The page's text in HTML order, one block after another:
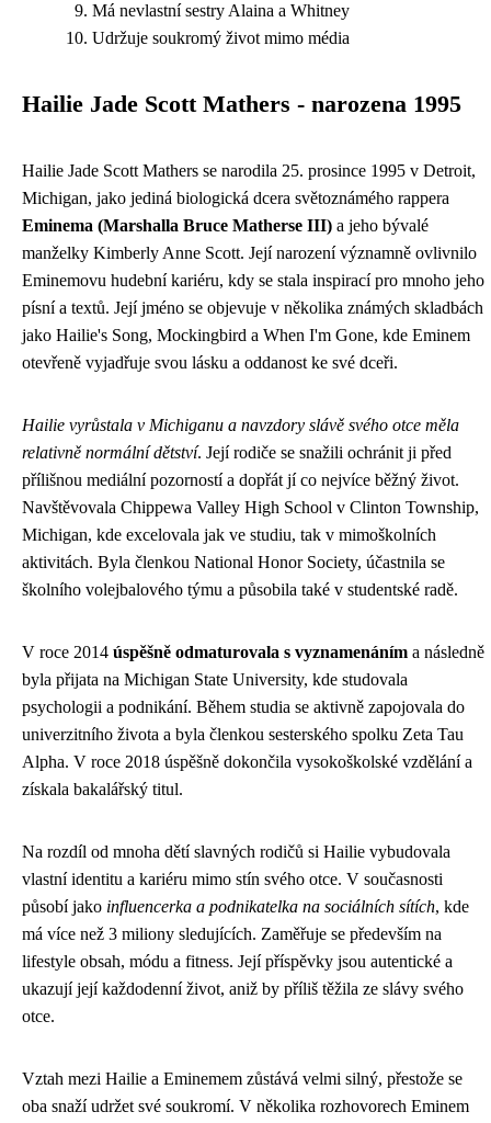
Má nevlastní sestry Alaina a Whitney
Udržuje soukromý život mimo média
Hailie Jade Scott Mathers - narozena 1995
Hailie Jade Scott Mathers se narodila 25. prosince 1995 v Detroit,
Michigan, jako jediná biologická dcera světoznámého rappera
Eminema (Marshalla Bruce Matherse III) a jeho bývalé
manželky Kimberly Anne Scott. Její narození významně ovlivnilo
Eminemovu hudební kariéru, kdy se stala inspirací pro mnoho jeho
písní a textů. Její jméno se objevuje v několika známých skladbách
jako Hailie's Song, Mockingbird a When I'm Gone, kde Eminem
otevřeně vyjadřuje svou lásku a oddanost ke své dceři.
Hailie vyrůstala v Michiganu a navzdory slávě svého otce měla
relativně normální dětství. Její rodiče se snažili ochránit ji před
přílišnou mediální pozorností a dopřát jí co nejvíce běžný život.
Navštěvovala Chippewa Valley High School v Clinton Township,
Michigan, kde excelovala jak ve studiu, tak v mimoškolních
aktivitách. Byla členkou National Honor Society, účastnila se
školního volejbalového týmu a působila také v studentské radě.
V roce 2014 úspěšně odmaturovala s vyznamenáním a následně
byla přijata na Michigan State University, kde studovala
psychologii a podnikání. Během studia se aktivně zapojovala do
univerzitního života a byla členkou sesterského spolku Zeta Tau
Alpha. V roce 2018 úspěšně dokončila vysokoškolské vzdělání a
získala bakalářský titul.
Na rozdíl od mnoha dětí slavných rodičů si Hailie vybudovala
vlastní identitu a kariéru mimo stín svého otce. V současnosti
působí jako influencerka a podnikatelka na sociálních sítích, kde
má více než 3 miliony sledujících. Zaměřuje se především na
lifestyle obsah, módu a fitness. Její příspěvky jsou autentické a
ukazují její každodenní život, aniž by příliš těžila ze slávy svého
otce.
Vztah mezi Hailie a Eminemem zůstává velmi silný, přestože se
oba snaží udržet své soukromí. V několika rozhovorech Eminem